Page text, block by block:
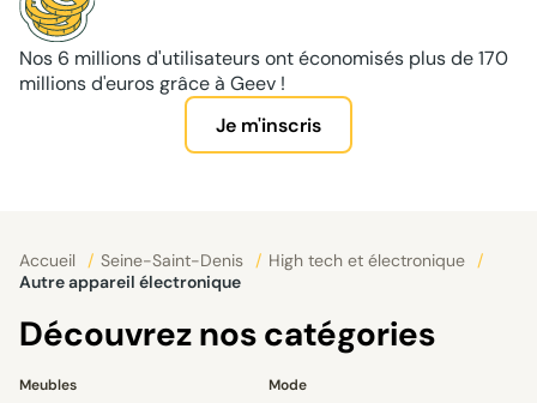
Nos 6 millions d'utilisateurs ont économisés plus de 170
millions d'euros grâce à Geev !
Je m'inscris
Accueil / Seine-Saint-Denis / High tech et électronique
/
Autre appareil électronique
Découvrez nos catégories
Meubles
Mode